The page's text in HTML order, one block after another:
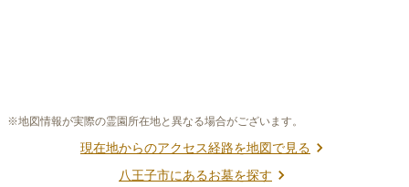
※地図情報が実際の霊園所在地と異なる場合がございます。
現在地からのアクセス経路を地図で見る
八王子市にあるお墓を探す